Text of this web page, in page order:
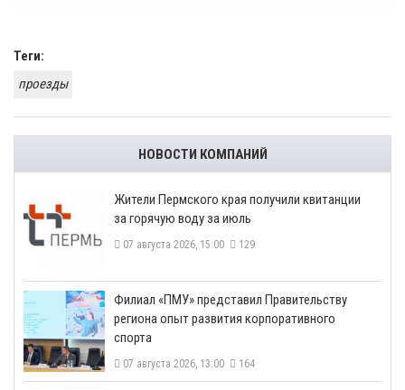
Теги:
проезды
НОВОСТИ КОМПАНИЙ
​Жители Пермского края получили квитанции
за горячую воду за июль
07 августа 2026, 15:00 129
​Филиал «ПМУ» представил Правительству
региона опыт развития корпоративного
спорта
07 августа 2026, 13:00 164